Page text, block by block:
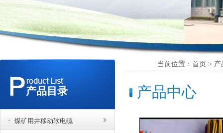
产品目录
煤矿用井移动软电缆
当前位置：首页 > 产
产品中心